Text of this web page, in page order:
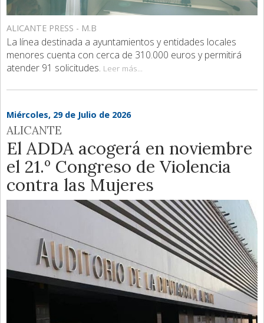
ALICANTE PRESS - M.B
La línea destinada a ayuntamientos y entidades locales
menores cuenta con cerca de 310.000 euros y permitirá
atender 91 solicitudes. Leer más...
Miércoles, 29 de Julio de 2026
ALICANTE
El ADDA acogerá en noviembre
el 21.º Congreso de Violencia
contra las Mujeres